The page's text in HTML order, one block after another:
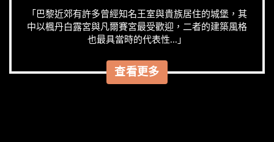
「巴黎近郊有許多曾經知名王室與貴族居住的城堡，其
中以楓丹白露宮與凡爾賽宮最受歡迎，二者的建築風格
也最具當時的代表性...」
查看更多